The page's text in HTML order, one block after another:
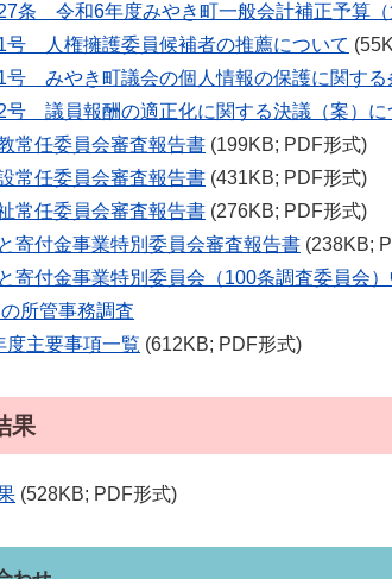
条 令和6年度みやき町一般会計補正予算（
号 人権擁護委員候補者の推薦について
号 みやき町議会の個人情報の保護に関する
号 議員報酬の適正化に関する決議（案）に
常任委員会審査報告書 (199KB; PDF形式)
常任委員会審査報告書 (431KB; PDF形式)
常任委員会審査報告書 (276KB; PDF形式)
寄付金事業特別委員会審査報告書 (238KB;
寄付金事業特別委員会（100条調査委員会
所管事務調査
度主要事項一覧 (612KB; PDF形式)
果
(528KB; PDF形式)